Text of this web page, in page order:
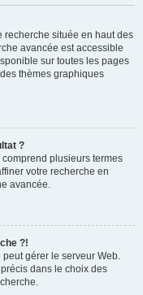
recherche située en haut des
avancée est accessible
sur toutes les pages
thèmes graphiques
?
plusieurs termes
votre recherche en
avancée.
?!
gérer le serveur Web.
dans le choix des